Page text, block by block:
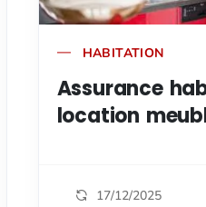
HABITATION
Assurance
location
17/12/2025